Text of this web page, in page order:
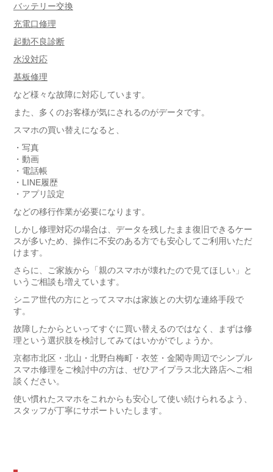
バッテリー交換
充電口修理
起動不良診断
水没対応
基板修理
など様々な故障に対応しています。
また、多くのお客様が気にされるのがデータです。
スマホの買い替えになると、
・写真
・動画
・電話帳
・LINE履歴
・アプリ設定
などの移行作業が必要になります。
しかし修理対応の場合は、データを残したまま復旧できるケー
スが多いため、操作に不安のある方でも安心してご利用いただ
けます。
さらに、ご家族から「親のスマホが壊れたので見てほしい」と
いうご相談も増えています。
シニア世代の方にとってスマホは家族との大切な連絡手段で
す。
故障したからといってすぐに買い替えるのではなく、まずは修
理という選択肢を検討してみてはいかがでしょうか。
京都市北区・北山・北野白梅町・衣笠・金閣寺周辺でシンプル
スマホ修理をご検討中の方は、ぜひアイプラス北大路店へご相
談ください。
使い慣れたスマホをこれからも安心して使い続けられるよう、
スタッフが丁寧にサポートいたします。